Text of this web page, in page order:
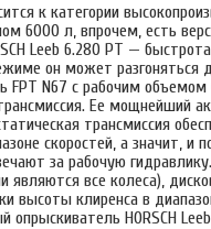
к категории
6000 л, впрочем, есть
Leeb 6.280 PT —
он может разгоняться
FPT N67 с рабочим
Ее мощнейший
трансмиссия
скоростей, а значит, и
за рабочую
являются все колеса),
высоты клиренса в
HORSCH